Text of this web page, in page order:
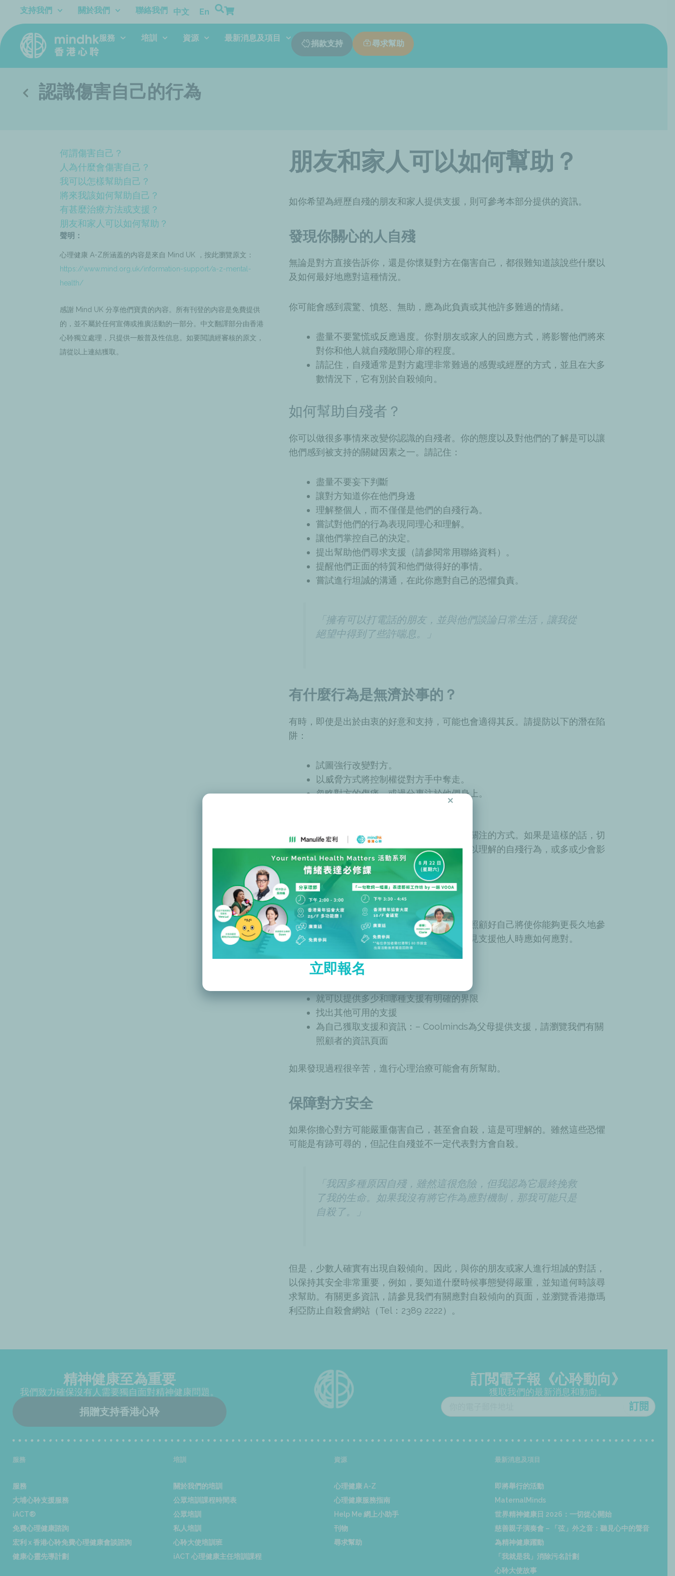
主
要
支持我們 關於我們 聯絡我們 中文 En
服務 培訓 資源 最新消息及項目 捐款支持 尋求幫助
認識傷害自己的行為
何謂傷害自己？
人為什麼會傷害自己？
我可以怎樣幫助自己？
將來我該如何幫助自己？
有甚麼治療方法或支援？
朋友和家人可以如何幫助？
聲明：
心理健康 A-Z所涵蓋的内容是來自 Mind UK ，按此瀏覽原文：
https://www.mind.org.uk/information-support/a-z-mental-
health/
感謝 Mind UK 分享他們寶貴的內容。所有刊登的内容是免費提供
的，並不屬於任何宣傳或推廣活動的一部分。中文翻譯部分由香港
心聆獨立處理，只提供一般普及性信息。如要閲讀經審核的原文，
請從以上連結獲取。
朋友和家人可以如何幫助？
如你希望為經歷自殘的朋友和家人提供支援，則可參考本部分提供的資訊。
發現你關心的人自殘
無論是對方直接告訴你，還是你懷疑對方在傷害自己，都很難知道該說些什麼以
及如何最好地應對這種情況。
你可能會感到震驚、憤怒、無助，應為此負責或其他許多難過的情緒。
盡量不要驚慌或反應過度。你對朋友或家人的回應方式，將影響他們將來
對你和他人就自殘敞開心扉的程度。
請記住，自殘通常是對方處理非常難過的感覺或經歷的方式，並且在大多
數情況下，它有別於自殺傾向 。
如何幫助自殘者？
你可以做很多事情來改變你認識的自殘者。你的態度以及對他們的了解是可以讓
他們感到被支持的關鍵因素之一。請記住：
盡量不要妄下判斷
讓對方知道你在他們身邊
理解整個人，而不僅僅是他們的自殘行為。
嘗試對他們的行為表現同理心和理解。
讓他們掌控自己的決定。
提出幫助他們尋求支援（請參閱常用聯絡資料）。
提醒他們正面的特質和他們做得好的事情。
嘗試進行坦誠的溝通，在此你應對自己的恐懼負責。
「擁有可以打電話的朋友，並與他們談論日常生活，讓我從
絕望中得到了些許喘息。」
有什麼行為是無濟於事的？
有時，即使是出於由衷的好意和支持，可能也會適得其反。請提防以下的潛在陷
阱：
試圖強行改變對方。
以威脅方式將控制權從對方手中奪走。
忽略對方的傷痛，或過分專注於他們身上。
雖然並不常見，但自殘有時可能是一個人尋求關注的方式。如果是這樣的話，切
記想要引起注意是沒有錯的，畢竟這種外人難以理解的自殘行為，或多或少會影
響其他人繼續去了解當事人的需要。
照顧好你自己
支持自殘者可能會是一個漫長而曲折的過程。照顧好自己將使你能夠更長久地參
與其中並保持良好狀態。有關更多資訊 ，請參見支援他人時應如何應對。
有幫助的事情包括：
就可以提供多少和哪種支援有明確的界限
找出其他可用的支援
為自己獲取支援和資訊：– Coolminds為父母提供支援，請瀏覽我們有關
照顧者的資訊頁面
如果發現過程很辛苦，進行心理治療可能會有所幫助。
保障對方安全
如果你擔心對方可能嚴重傷害自己，甚至會自殺，這是可理解的。雖然這些恐懼
可能是有跡可尋的，但記住自殘並不一定代表對方會自殺。
「我因多種原因自殘，雖然這很危險，但我認為它最終挽救
了我的生命。如果我沒有將它作為應對機制，那我可能只是
自殺了。」
但是，少數人確實有出現 自殺傾向 。因此，與你的朋友或家人進行坦誠的對話，
以保持其安全非常重要，例如，要知道什麼時候事態變得嚴重，並知道何時該尋
求幫助。有關更多資訊 ，請參見我們有關應對自殺傾向的頁面，並瀏覽香港撒瑪
利亞防止自殺會網站（Tel：2389 2222）。
精神健康至為重要
我們致力確保沒有人需要獨自面對精神健康問題。
捐贈支持香港心聆
訂閲電子報《心聆動向》
獲取我們的最新消息和動向。
服務
服務
大埔心聆支援服務
iACT®
免費心理健康諮詢
宏利 x 香港心聆免費心理健康會談諮詢
健康心靈先導計劃
培訓
關於我們的培訓
公眾培訓課程時間表
公眾培訓
私人培訓
心聆大使培訓班
iACT 心理健康主任培訓課程
資源
心理健康 A-Z
心理健康服務指南
Help Me 網上小助手
刊物
尋求幫助
最新消息及項目
即將舉行的活動
MaternalMinds
世界精神健康日 2026：一切從心開始
慈善親子演奏會－「弦」外之音：聽見心中的聲音
為精神健康躍動
「我就是我」消除污名計劃
心聆大使故事
立即報名
×